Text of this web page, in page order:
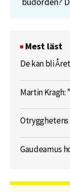
Mest läst
De kan bli
Martin Kragh:
Gaudeamus